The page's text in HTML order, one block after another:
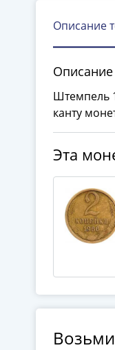
Описание
Описание
Штемпель
канту
Эта